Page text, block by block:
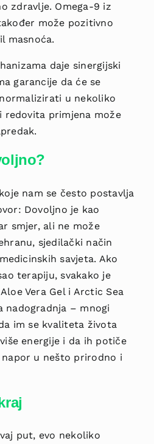
zdravlje. Omega-9 iz
može pozitivno
masnoća.
daje sinergijski
garancije da će se
u nekoliko
redovita primjena može
nam se često postavlja
Dovoljno je kao
smjer, ali ne može
sjedilački način
savjeta. Ako
terapiju, svakako je
Vera Gel i Arctic Sea
nadogradnja – mnogi
im se kvaliteta života
energije i da ih potiče
u nešto prirodno i
put, evo nekoliko